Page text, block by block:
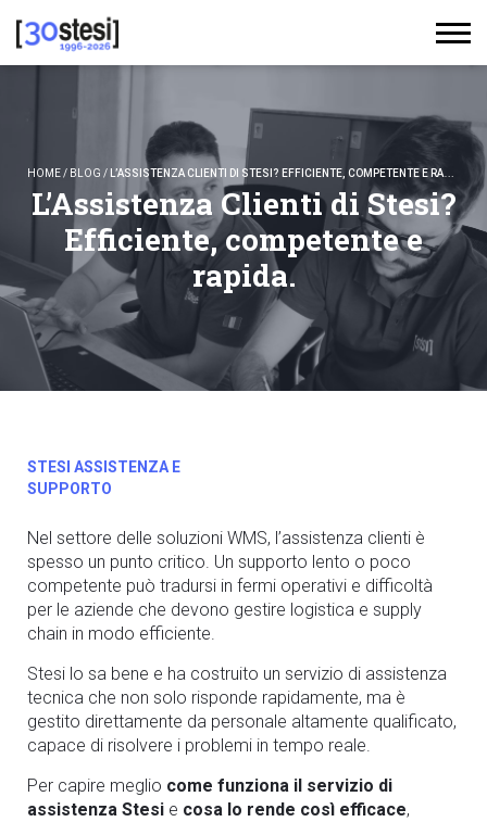
HOME/ BLOG / L’ASSISTENZA CLIENTI DI STESI? EFFICIENTE, COMPETENTE E RAPIDA.
L’Assistenza Clienti di Stesi?
Efficiente, competente e
rapida.
STESI ASSISTENZA E
SUPPORTO
Nel settore delle soluzioni WMS, l’assistenza clienti è
spesso un punto critico. Un supporto lento o poco
competente può tradursi in fermi operativi e difficoltà
per le aziende che devono gestire logistica e supply
chain in modo efficiente.
Stesi lo sa bene e ha costruito un servizio di assistenza
tecnica che non solo risponde rapidamente, ma è
gestito direttamente da personale altamente qualificato,
capace di risolvere i problemi in tempo reale.
Per capire meglio come funziona il servizio di
assistenza Stesi e cosa lo rende così efficace,